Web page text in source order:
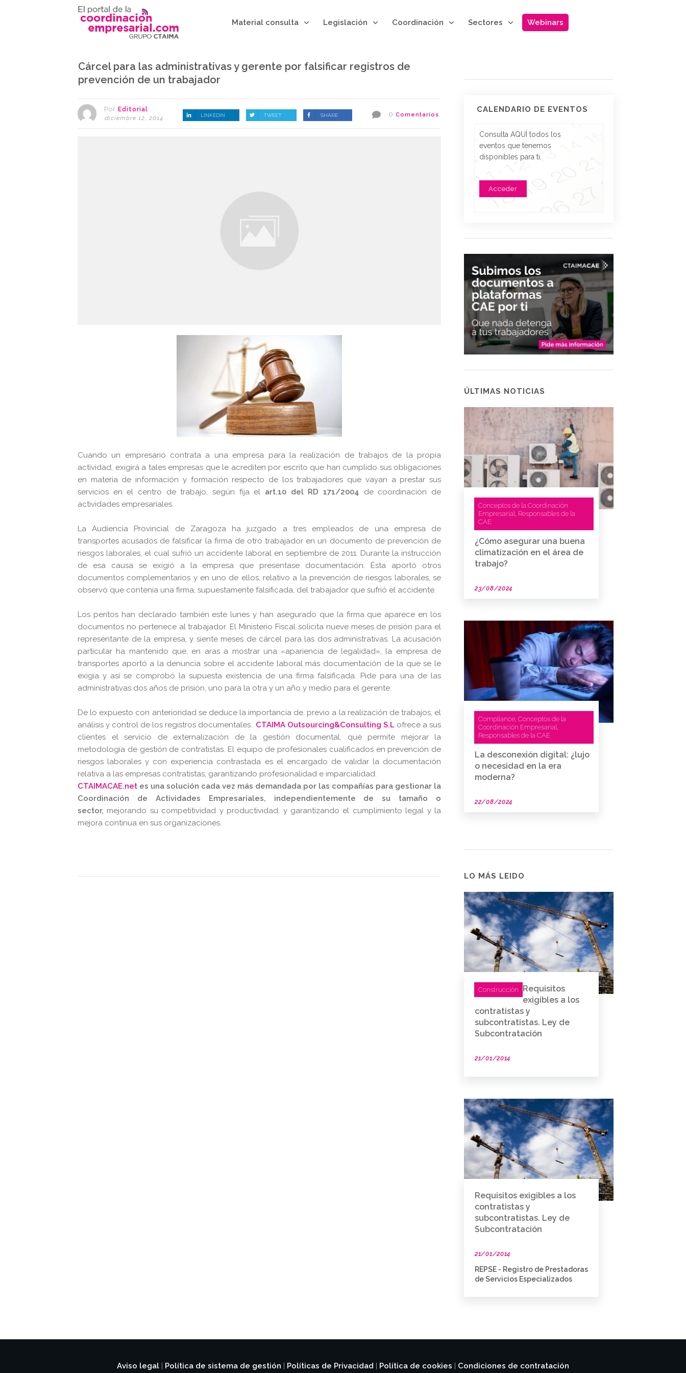
Material consulta Legislación Coordinación Sectores Webinars
Cárcel para las administrativas y gerente por falsificar registros de
prevención de un trabajador
Por Editorial
diciembre 12, 2014
LINKEDIN TWEET SHARE 0 Comentarios
Cuando un empresario contrata a una empresa para la realización de trabajos de la propia
actividad, exigirá a tales empresas que le acrediten por escrito que han cumplido sus obligaciones
en materia de información y formación respecto de los trabajadores que vayan a prestar sus
servicios en el centro de trabajo, según fija el art.10 del RD 171/2004 de coordinación de
actividades empresariales.
La Audiencia Provincial de Zaragoza ha juzgado a tres empleados de una empresa de
transportes acusados de falsificar la firma de otro trabajador en un documento de prevención de
riesgos laborales, el cual sufrió un accidente laboral en septiembre de 2011. Durante la instrucción
de esa causa se exigió a la empresa que presentase documentación. Ésta aportó otros
documentos complementarios y en uno de ellos, relativo a la prevención de riesgos laborales, se
observó que contenía una firma, supuestamente falsificada, del trabajador que sufrió el accidente.
Los peritos han declarado también este lunes y han asegurado que la firma que aparece en los
documentos no pertenece al trabajador. El Ministerio Fiscal solicita nueve meses de prisión para el
representante de la empresa, y siente meses de cárcel para las dos administrativas. La acusación
particular ha mantenido que, en aras a mostrar una «apariencia de legalidad», la empresa de
transportes aportó a la denuncia sobre el accidente laboral más documentación de la que se le
exigía y así se comprobó la supuesta existencia de una firma falsificada. Pide para una de las
administrativas dos años de prisión, uno para la otra y un año y medio para el gerente.
De lo expuesto con anterioridad se deduce la importancia de, previo a la realización de trabajos, el
análisis y control de los registros documentales.. CTAIMA Outsourcing&Consulting S.L ofrece a sus
clientes el servicio de externalización de la gestión documental, que permite mejorar la
metodología de gestión de contratistas. El equipo de profesionales cualificados en prevención de
riesgos laborales y con experiencia contrastada es el encargado de validar la documentación
relativa a las empresas contratistas, garantizando profesionalidad e imparcialidad.
CTAIMACAE.net es una solución cada vez más demandada por las compañías para gestionar la
Coordinación de Actividades Empresariales, independientemente de su tamaño o
sector, mejorando su competitividad y productividad, y garantizando el cumplimiento legal y la
mejora continua en sus organizaciones.
CALENDARIO DE EVENTOS
Consulta AQUÍ todos los
eventos que tenemos
disponibles para ti.
Acceder
ÚLTIMAS NOTICIAS
Conceptos de la Coordinación
Empresarial
Responsables de la
CAE
¿Cómo asegurar una buena
climatización en el área de
trabajo?
23/08/2024
Compliance Conceptos de la
Coordinación Empresarial
Responsables de la CAE
La desconexión digital: ¿lujo
o necesidad en la era
moderna?
22/08/2024
LO MÁS LEIDO
Construcción
Requisitos
exigibles a los
contratistas y
subcontratistas. Ley de
Subcontratación
21/01/2014
Requisitos exigibles a los
contratistas y
subcontratistas. Ley de
Subcontratación
21/01/2014
REPSE - Registro de Prestadoras
de Servicios Especializados
Aviso legal Política de sistema de gestión Políticas de Privacidad Política de cookies Condiciones de contratación